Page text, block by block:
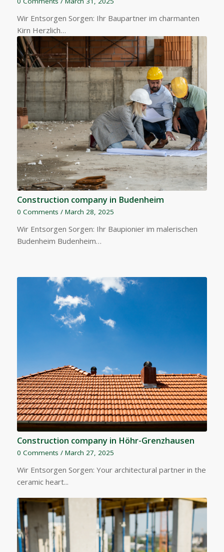
Wir Entsorgen Sorgen: Ihr Baupartner im charmanten
Kirn Herzlich…
Construction company in Budenheim
0 Comments / March 28, 2025
Wir Entsorgen Sorgen: Ihr Baupionier im malerischen
Budenheim Budenheim…
Construction company in Höhr-Grenzhausen
0 Comments / March 27, 2025
Wir Entsorgen Sorgen: Your architectural partner in the
ceramic heart...